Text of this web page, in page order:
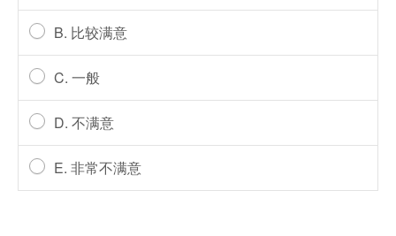
B. 比较满意
C. 一般
D. 不满意
E. 非常不满意